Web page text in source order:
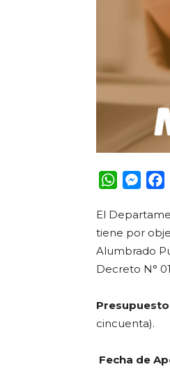
El
tiene por
Alumbrado
Decreto N°
cincuenta).
Fecha de